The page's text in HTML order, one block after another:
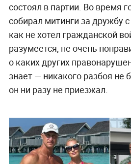
состоял в партии. Во время
собирал митинги за дружбу
как не хотел гражданской
разумеется, не очень
о каких других
знает — никакого разбоя не
он ни разу не приезжал.